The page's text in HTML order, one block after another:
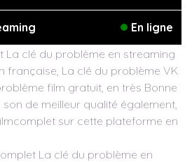
En ligne
La clé du problème en streaming
française, La clé du problème VK
film gratuit, en très Bonne
de meilleur qualité également,
sur cette plateforme en
La clé du problème en